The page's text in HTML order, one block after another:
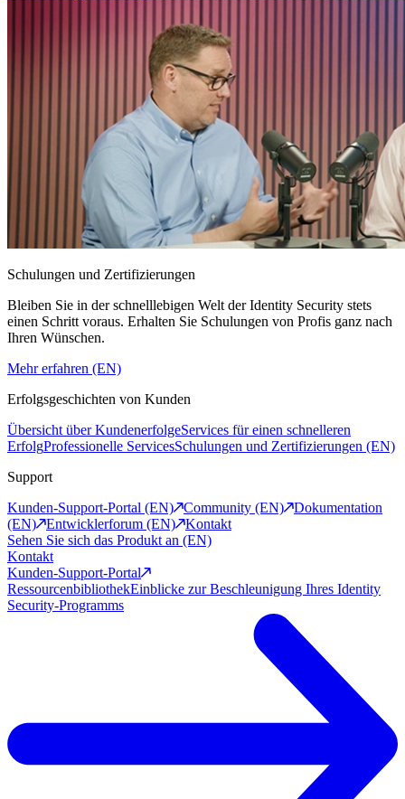
Schulungen und Zertifizierungen
Bleiben Sie in der schnelllebigen Welt der Identity Security stets
einen Schritt voraus. Erhalten Sie Schulungen von Profis ganz nach
Ihren Wünschen.
Mehr erfahren (EN)
Erfolgsgeschichten von Kunden
Übersicht über KundenerfolgeServices für einen schnelleren
ErfolgProfessionelle ServicesSchulungen und Zertifizierungen (EN)
Support
Kunden-Support-Portal (EN)
Community (EN)
Dokumentation
(EN)
Entwicklerforum (EN)
Kontakt
Sehen Sie sich das Produkt an (EN)
Kontakt
Kunden-Support-Portal
RessourcenbibliothekEinblicke zur Beschleunigung Ihres Identity
Security-Programms